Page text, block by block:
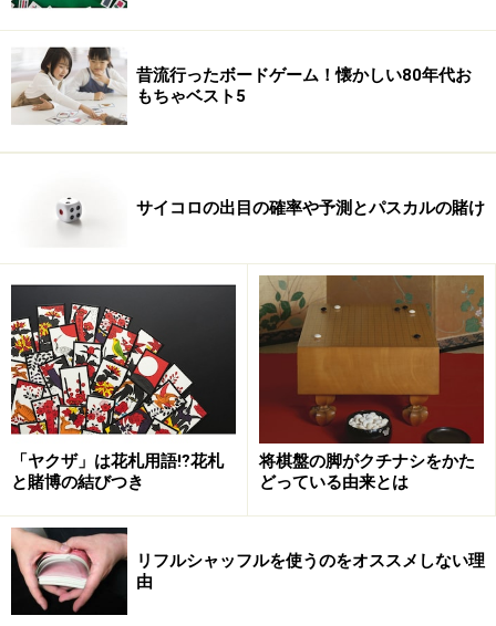
オマールが止まると、プレイヤーは、彼がいるその前後
左右４マスのいずれかにかかるように、自分の絨毯を１
中央の人形がオマールさん。絨毯のスーク（市場）を練り
歩き、花婿候補を探す。
またオマールが止まった足元に、手番プレイヤー以外の
絨毯が敷かれていた場合、手番プレイヤーは、スペース
レンタル料として、その所有者にお金を払わなければな
りません。
ライバルの絨毯は覆い隠し、自分の絨毯は拡張させ、ス
ペースレンタル料をせしめる。この攻防を繰り返しなが
ら、絨毯がなくなったら、ボードを上から見ましょう。
占有する絨毯の面積と所持金のポイントを合計し、もっ
昔流行ったボードゲーム！懐かしい80年代お
もちゃベスト5
サイコロの出目の確率や予測とパスカルの賭け
「ヤクザ」は花札用語⁉花札
と賭博の結びつき
将棋盤の脚がクチナシをかた
どっている由来とは
リフルシャッフルを使うのをオススメしない理
由